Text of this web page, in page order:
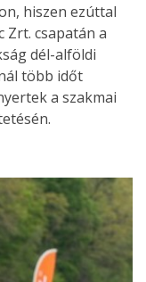
hiszen ezúttal
Zrt. csapatán a
dél-alföldi
több időt
a szakmai